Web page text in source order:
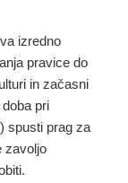
izredno
pravice do
in začasni
pri
spusti prag za
zavoljo